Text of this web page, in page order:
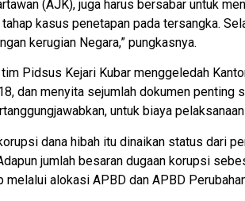
(AJK), juga harus bersabar untuk
kasus penetapan pada tersangka.
kerugian Negara,” pungkasnya.
Pidsus Kejari Kubar menggeledah
dan menyita sejumlah dokumen penting
untuk biaya
dana hibah itu dinaikan status dari
jumlah besaran dugaan korupsi
melalui alokasi APBD dan APBD